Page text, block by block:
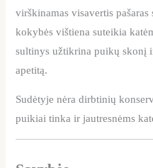
virškinamas visavertis
kokybės vištiena suteikia
sultinys užtikrina puikų skonį
apetitą.
Sudėtyje nėra dirbtinių
puikiai tinka ir jautresnėms